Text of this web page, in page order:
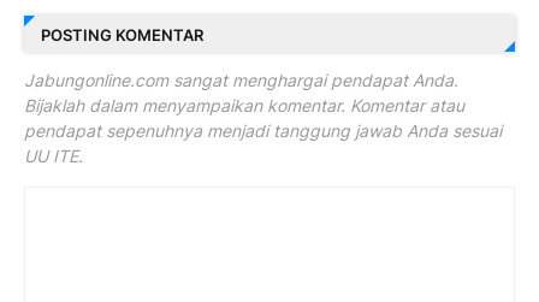
POSTING KOMENTAR
Jabungonline.com sangat menghargai pendapat Anda.
Bijaklah dalam menyampaikan komentar. Komentar atau
pendapat sepenuhnya menjadi tanggung jawab Anda sesuai
UU ITE.